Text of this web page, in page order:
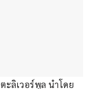
ลิเวอร์พูล นำโดย